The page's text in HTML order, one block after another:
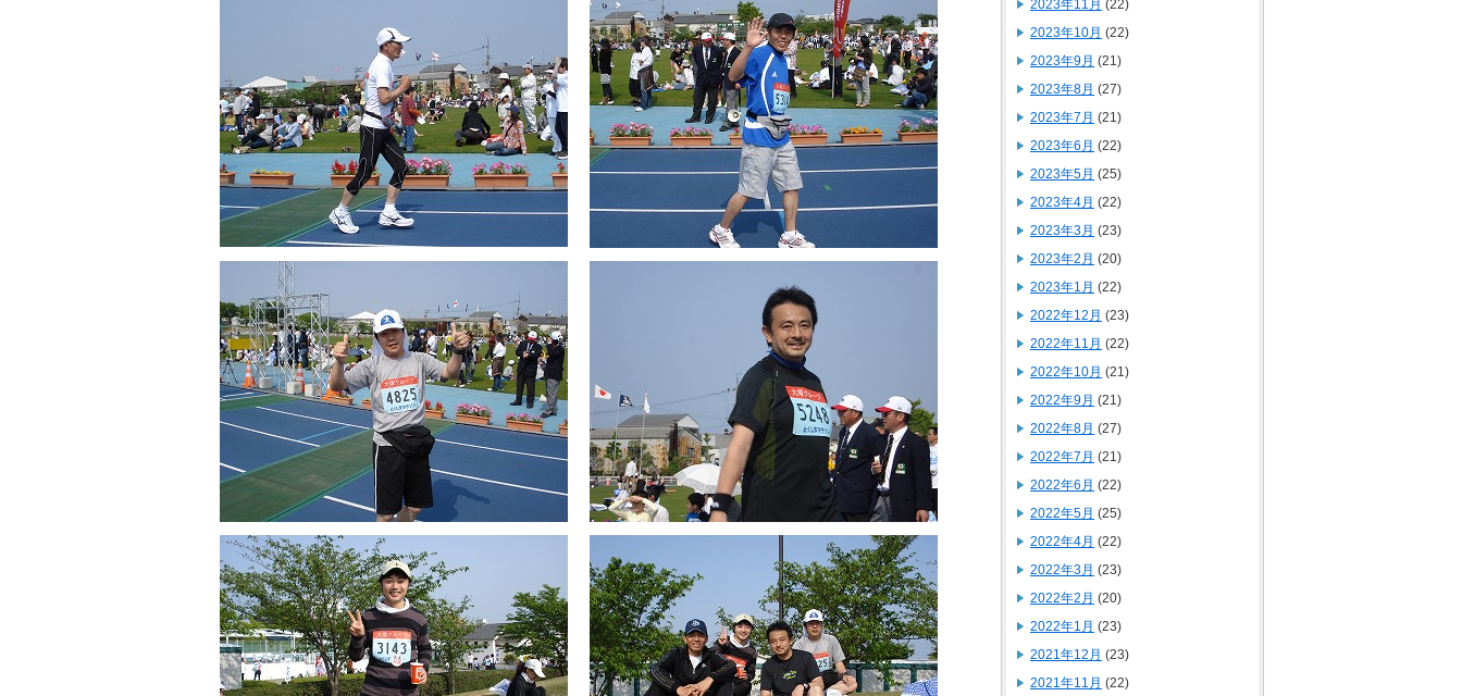
2023年11月 (22)
2023年10月 (22)
2023年9月 (21)
2023年8月 (27)
2023年7月 (21)
2023年6月 (22)
2023年5月 (25)
2023年4月 (22)
2023年3月 (23)
2023年2月 (20)
2023年1月 (22)
2022年12月 (23)
2022年11月 (22)
2022年10月 (21)
2022年9月 (21)
2022年8月 (27)
2022年7月 (21)
2022年6月 (22)
2022年5月 (25)
2022年4月 (22)
2022年3月 (23)
2022年2月 (20)
2022年1月 (23)
2021年12月 (23)
2021年11月 (22)